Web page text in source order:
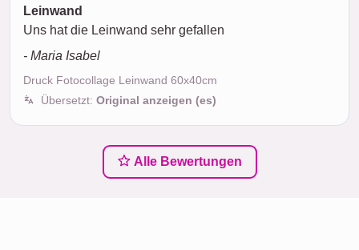
Leinwand
Uns hat die Leinwand sehr gefallen
- Maria Isabel
Druck Fotocollage Leinwand 60x40cm
Übersetzt: Original anzeigen (es)
Alle Bewertungen